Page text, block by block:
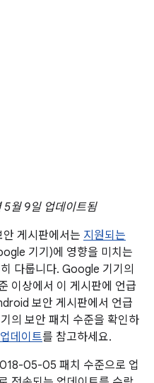
월 9일 업데이트됨
게시판에서는 지원되는
기기)에 영향을 미치는
다룹니다. Google 기기의
이상에서 이 게시판에 언급
보안 게시판에서 언급
의 보안 패치 수준을 확인하
데이트를 참고하세요.
05-05 패치 수준으로 업